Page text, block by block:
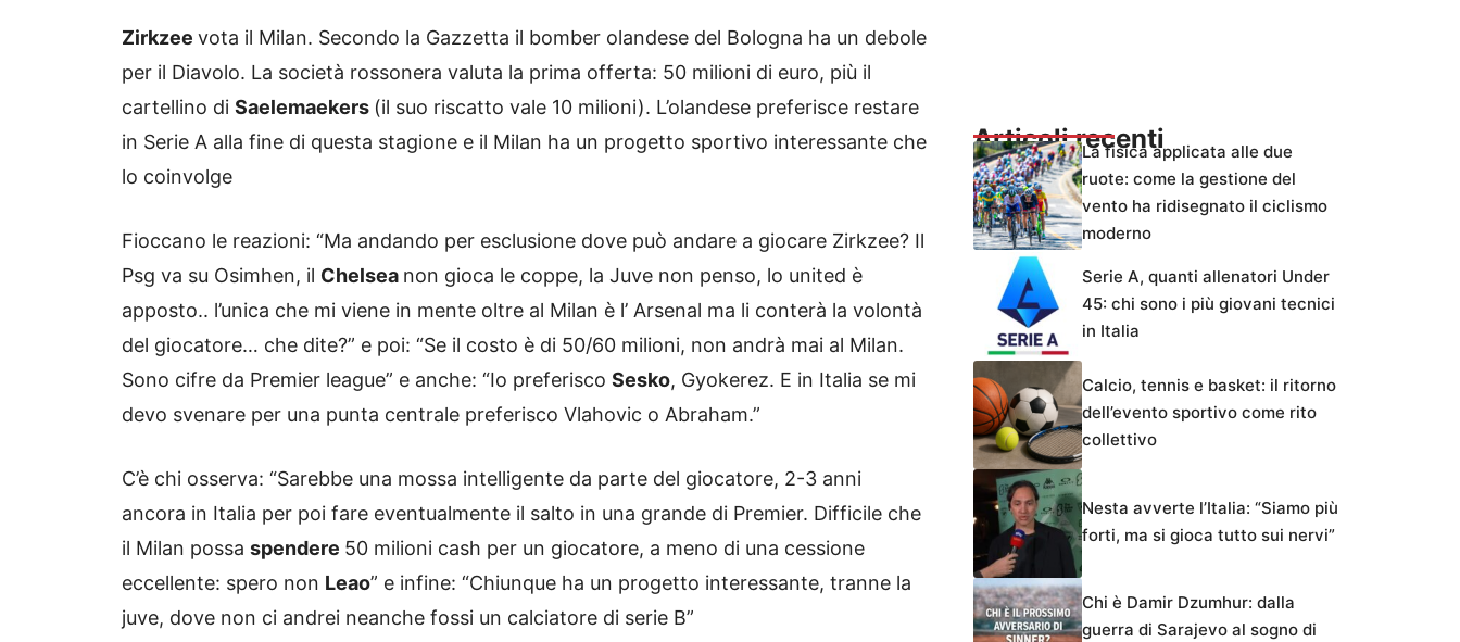
Zirkzee vota il Milan. Secondo la Gazzetta il bomber olandese del Bologna ha un debole
per il Diavolo. La società rossonera valuta la prima offerta: 50 milioni di euro, più il
cartellino di Saelemaekers (il suo riscatto vale 10 milioni). L’olandese preferisce restare
in Serie A alla fine di questa stagione e il Milan ha un progetto sportivo interessante che
lo coinvolge
Fioccano le reazioni: “Ma andando per esclusione dove può andare a giocare Zirkzee? Il
Psg va su Osimhen, il Chelsea non gioca le coppe, la Juve non penso, lo united è
apposto.. l’unica che mi viene in mente oltre al Milan è l’ Arsenal ma li conterà la volontà
del giocatore… che dite?” e poi: “Se il costo è di 50/60 milioni, non andrà mai al Milan.
Sono cifre da Premier league” e anche: “Io preferisco Sesko, Gyokerez. E in Italia se mi
devo svenare per una punta centrale preferisco Vlahovic o Abraham.”
C’è chi osserva: “Sarebbe una mossa intelligente da parte del giocatore, 2-3 anni
ancora in Italia per poi fare eventualmente il salto in una grande di Premier. Difficile che
il Milan possa spendere 50 milioni cash per un giocatore, a meno di una cessione
eccellente: spero non Leao” e infine: “Chiunque ha un progetto interessante, tranne la
juve, dove non ci andrei neanche fossi un calciatore di serie B”
Articoli recentiLa fisica applicata alle due
ruote: come la gestione del
vento ha ridisegnato il ciclismo
moderno
Serie A, quanti allenatori Under
45: chi sono i più giovani tecnici
in Italia
Calcio, tennis e basket: il ritorno
dell’evento sportivo come rito
collettivo
Nesta avverte l’Italia: “Siamo più
forti, ma si gioca tutto sui nervi”
Chi è Damir Dzumhur: dalla
guerra di Sarajevo al sogno di